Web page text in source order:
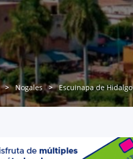
Nogales Escuinapa de Hidalgo